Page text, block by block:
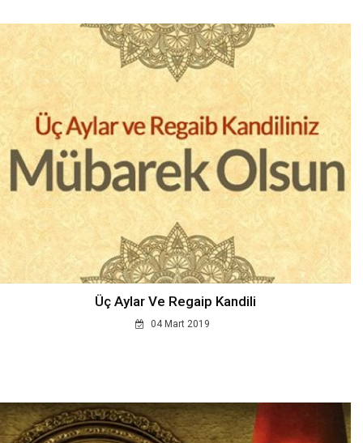
Üç Aylar Ve Regaip Kandili
04 Mart 2019